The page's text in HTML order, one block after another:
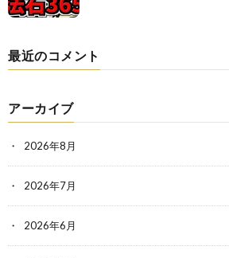
最近のコメント
アーカイブ
2026年8月
2026年7月
2026年6月